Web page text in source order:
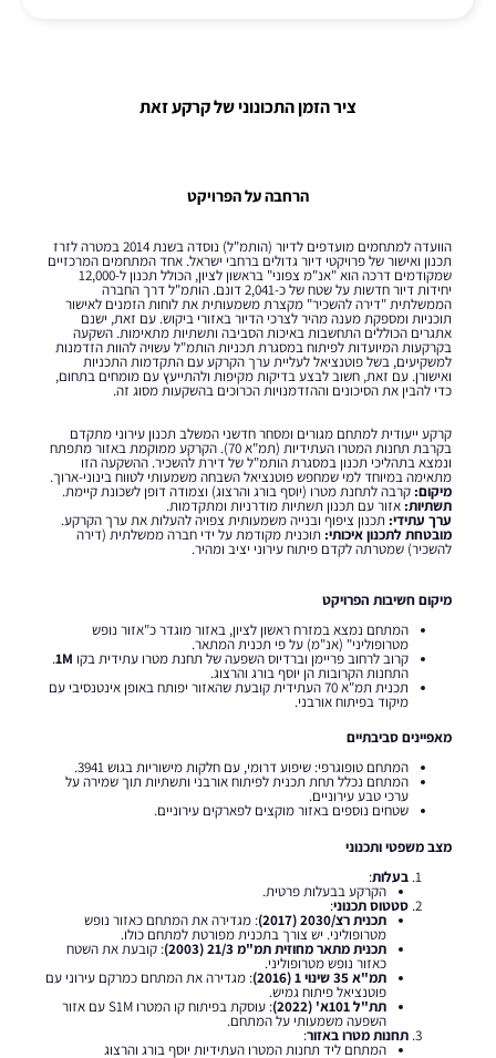
ציר הזמן התכונוני של קרקע זאת
הרחבה על הפרויקט
הוועדה למתחמים מועדפים לדיור (הותמ"ל) נוסדה בשנת 2014 במטרה לזרז
תכנון ואישור של פרויקטי דיור גדולים ברחבי ישראל. אחד המתחמים המרכזיים
שמקודמים דרכה הוא "אנ"מ צפוני" בראשון לציון, הכולל תכנון ל-12,000
יחידות דיור חדשות על שטח של כ-2,041 דונם. הותמ"ל דרך החברה
הממשלתית "דירה להשכיר" מקצרת משמעותית את לוחות הזמנים לאישור
תוכניות ומספקת מענה מהיר לצרכי הדיור באזורי ביקוש. עם זאת, ישנם
אתגרים הכוללים התחשבות באיכות הסביבה ותשתיות מתאימות. השקעה
בקרקעות המיועדות לפיתוח במסגרת תכניות הותמ"ל עשויה להוות הזדמנות
למשקיעים, בשל פוטנציאל לעליית ערך הקרקע עם התקדמות התכניות
ואישורן. עם זאת, חשוב לבצע בדיקות מקיפות ולהתייעץ עם מומחים בתחום,
כדי להבין את הסיכונים וההזדמנויות הכרוכים בהשקעות מסוג זה.
קרקע ייעודית למתחם מגורים ומסחר חדשני המשלב תכנון עירוני מתקדם
בקרבת תחנות המטרו העתידיות (תמ"א 70). הקרקע ממוקמת באזור מתפתח
ונמצא בתהליכי תכנון במסגרת הותמ"ל של דירת להשכיר. ההשקעה הזו
מתאימה במיוחד למי שמחפש פוטנציאל השבחה משמעותי לטווח בינוני-ארוך.
מיקום: קרבה לתחנת מטרו (יוסף בורג והרצוג) וצמודה דופן לשכונת קיימת.
תשתיות:אזור עם תכנון תשתיות מודרניות ומתקדמות.
ערך עתידי: תכנון ציפוף ובנייה משמעותית צפויה להעלות את ערך הקרקע.
מובטחת לתכנון איכותי: תוכנית מקודמת על ידי חברה ממשלתית (דירה
להשכיר) שמטרתה לקדם פיתוח עירוני יציב ומהיר.
מיקום חשיבות הפרויקט
המתחם נמצא במזרח ראשון לציון, באזור מוגדר כ"אזור נופש
מטרופוליני" (אנ"מ) על פי תכנית המתאר.
קרוב לרחוב פריימן וברדיוס השפעה של תחנת מטרו עתידית בקו 1M
.
התחנות הקרובות הן יוסף בורג והרצוג.
תכנית תמ"א 70 העתידית קובעת שהאזור יפותח באופן אינטנסיבי עם
מיקוד בפיתוח אורבני.
מאפיינים סביבתיים
המתחם טופוגרפי: שיפוע דרומי, עם חלקות מישוריות בגוש 3941.
המתחם נכלל תחת תכנית לפיתוח אורבני ותשתיות תוך שמירה על
ערכי טבע עירוניים.
שטחים נוספים באזור מוקצים לפארקים עירוניים.
מצב משפטי ותכנוני
בעלות:
הקרקע בבעלות פרטית.
סטטוס תכנוני:
תכנית רצ/2030 (2017) : מגדירה את המתחם כאזור נופש
מטרופוליני. יש צורך בתכנית מפורטת למתחם כולו.
תכנית מתאר מחוזית תמ"מ 21/3 (2003) : קובעת את השטח
כאזור נופש מטרופוליני.
תמ"א 35 שינוי 1 (2016) : מגדירה את המתחם כמרקם עירוני עם
פוטנציאל פיתוח גמיש.
תת"ל 101א' (2022) : עוסקת בפיתוח קו המטרו S1M עם אזור
השפעה משמעותי על המתחם.
תחנות מטרו באזור:
המתחם ליד תחנות המטרו העתידיות יוסף בורג והרצוג